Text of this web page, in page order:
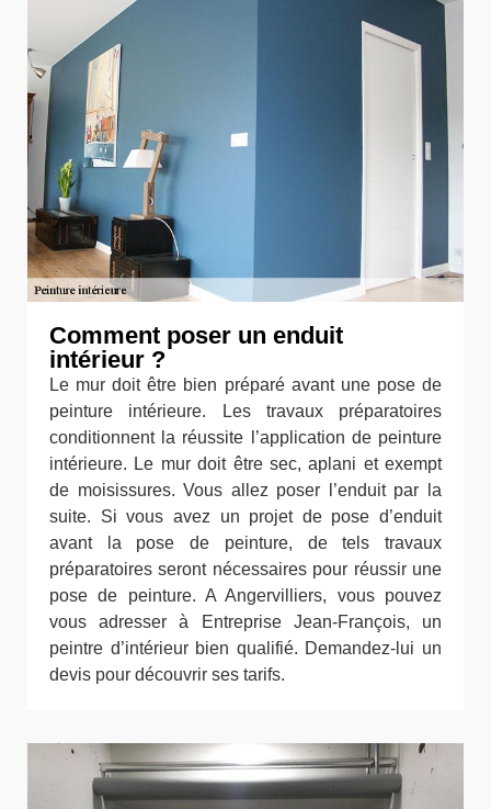
Comment poser un enduit
intérieur ?
Le mur doit être bien préparé avant une pose de
peinture intérieure. Les travaux préparatoires
conditionnent la réussite l’application de peinture
intérieure. Le mur doit être sec, aplani et exempt
de moisissures. Vous allez poser l’enduit par la
suite. Si vous avez un projet de pose d’enduit
avant la pose de peinture, de tels travaux
préparatoires seront nécessaires pour réussir une
pose de peinture. A Angervilliers, vous pouvez
vous adresser à Entreprise Jean-François, un
peintre d’intérieur bien qualifié. Demandez-lui un
devis pour découvrir ses tarifs.